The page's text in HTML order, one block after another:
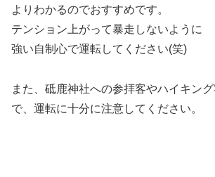
よりわかるのでおすすめです。
テンション上がって暴走しないように
強い自制心で運転してください(笑)
また、砥鹿神社への参拝客やハイキン
で、運転に十分に注意してください。